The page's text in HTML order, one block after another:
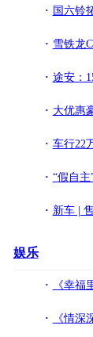
国六铃拓AT
雪铁龙C3-XR
途安：15.18
大优惠豪华车
车行22万买同
“假自主
新车 | 售
娱乐
《幸福里
《情深深雨